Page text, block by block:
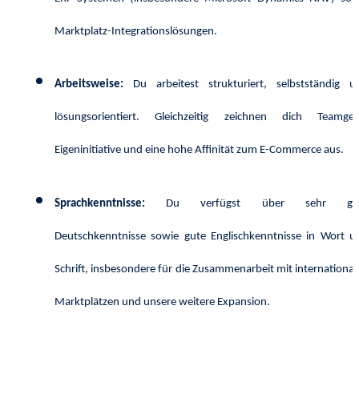
Marktplatz-Integrationslösungen.
Arbeitsweise: Du arbeitest strukturiert, selbstständig
lösungsorientiert. Gleichzeitig zeichnen dich
Eigeninitiative und eine hohe Affinität zum E-Commerce aus.
Sprachkenntnisse: Du verfügst über sehr
Deutschkenntnisse sowie gute Englischkenntnisse in Wort
Schrift, insbesondere für die Zusammenarbeit mit
Marktplätzen und unsere weitere Expansion.